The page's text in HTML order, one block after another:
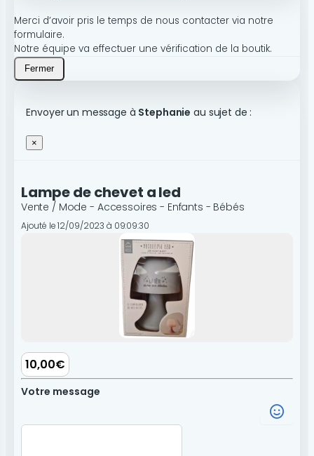
Merci d’avoir pris le temps de nous contacter via notre
formulaire.
Notre équipe va effectuer une vérification de la boutik.
Fermer
Envoyer un message à Stephanie au sujet de :
×
Lampe de chevet a led
Vente / Mode - Accessoires - Enfants - Bébés
Ajouté le 12/09/2023 à 09:09:30
10,00€
Votre message